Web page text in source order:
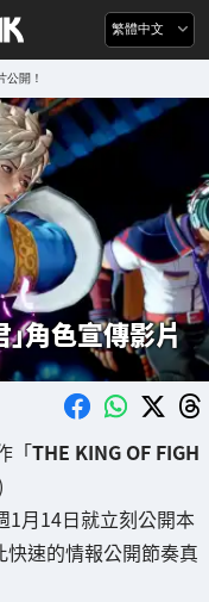
繁體中文
公開！
」角色宣傳影片
「THE KING OF FIGH
1月14日就立刻公開本
快速的情報公開節奏真